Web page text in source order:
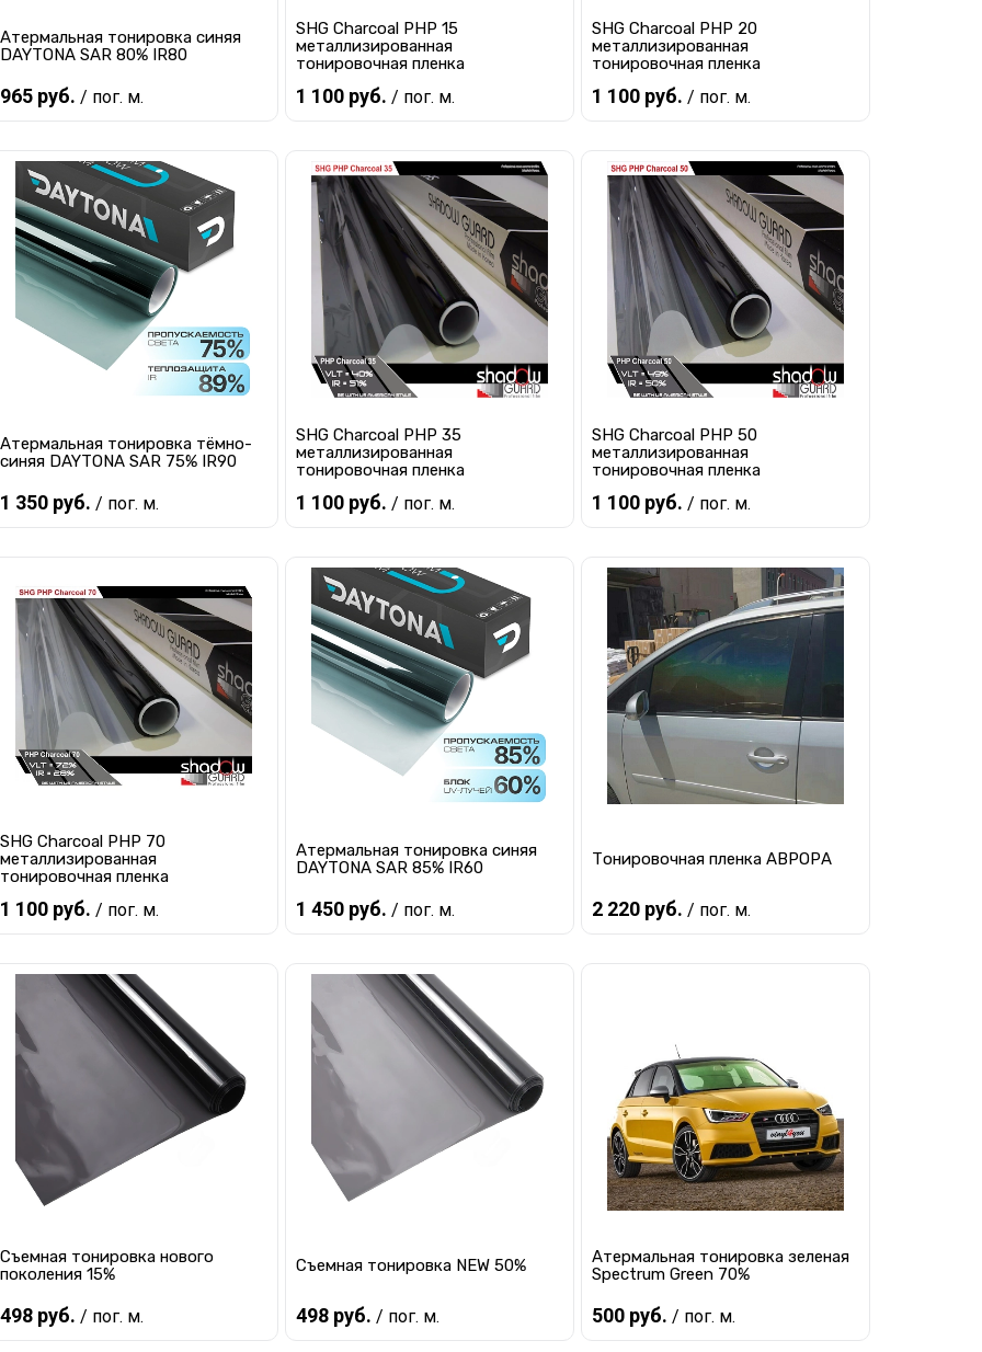
Атермальная тонировка синяя
DAYTONA SAR 80% IR80
965 руб. / пог. м.
В корзину
Купить в 1 клик К сравнению
В избранное
SHG Charcoal PHP 15
металлизированная
тонировочная пленка
1 100 руб. / пог. м.
В корзину
Купить в 1 клик К сравнению
В избранное В наличии
SHG Charcoal PHP 20
металлизированная
тонировочная пленка
1 100 руб. / пог. м.
В корзину
Купить в 1 клик К сравнению
В избранное В наличии
Атермальная тонировка тёмно-
синяя DAYTONA SAR 75% IR90
1 350 руб. / пог. м.
Купить в 1 клик К сравнению
В избранное В наличии
SHG Charcoal PHP 35
металлизированная
тонировочная пленка
1 100 руб. / пог. м.
В корзину
Купить в 1 клик К сравнению
В избранное В наличии
SHG Charcoal PHP 50
металлизированная
тонировочная пленка
1 100 руб. / пог. м.
В корзину
Купить в 1 клик К сравнению
В избранное В наличии
SHG Charcoal PHP 70
металлизированная
тонировочная пленка
1 100 руб. / пог. м.
В корзину
Купить в 1 клик К сравнению
В избранное В наличии
Атермальная тонировка синяя
DAYTONA SAR 85% IR60
1 450 руб. / пог. м.
В корзину
Купить в 1 клик К сравнению
В избранное В наличии
Тонировочная пленка АВРОРА
2 220 руб. / пог. м.
В избранное В наличии
Съемная тонировка нового
поколения 15%
498 руб. / пог. м.
Съемная тонировка NEW 50%
498 руб. / пог. м.
Атермальная тонировка зеленая
Spectrum Green 70%
500 руб. / пог. м.